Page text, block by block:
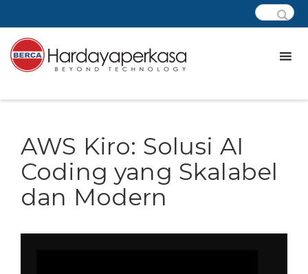
AWS Kiro: Solusi AI
Coding yang Skalabel
dan Modern